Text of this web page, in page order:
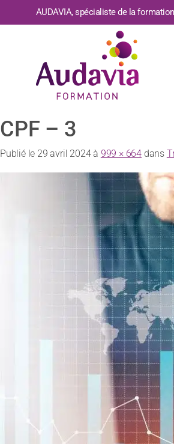
AUDAVIA, spécialiste de la
CPF – 3
Publié le 29 avril 2024à 999 × 664 dans